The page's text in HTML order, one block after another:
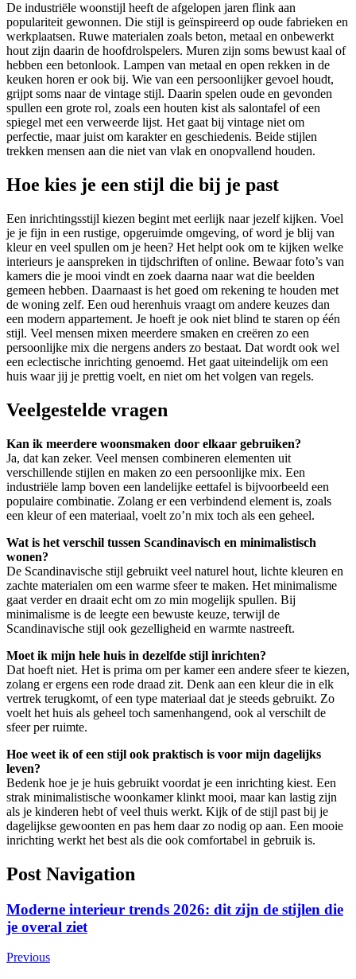
De industriële woonstijl heeft de afgelopen jaren flink aan
populariteit gewonnen. Die stijl is geïnspireerd op oude fabrieken en
werkplaatsen. Ruwe materialen zoals beton, metaal en onbewerkt
hout zijn daarin de hoofdrolspelers. Muren zijn soms bewust kaal of
hebben een betonlook. Lampen van metaal en open rekken in de
keuken horen er ook bij. Wie van een persoonlijker gevoel houdt,
grijpt soms naar de vintage stijl. Daarin spelen oude en gevonden
spullen een grote rol, zoals een houten kist als salontafel of een
spiegel met een verweerde lijst. Het gaat bij vintage niet om
perfectie, maar juist om karakter en geschiedenis. Beide stijlen
trekken mensen aan die niet van vlak en onopvallend houden.
Hoe kies je een stijl die bij je past
Een inrichtingsstijl kiezen begint met eerlijk naar jezelf kijken. Voel
je je fijn in een rustige, opgeruimde omgeving, of word je blij van
kleur en veel spullen om je heen? Het helpt ook om te kijken welke
interieurs je aanspreken in tijdschriften of online. Bewaar foto’s van
kamers die je mooi vindt en zoek daarna naar wat die beelden
gemeen hebben. Daarnaast is het goed om rekening te houden met
de woning zelf. Een oud herenhuis vraagt om andere keuzes dan
een modern appartement. Je hoeft je ook niet blind te staren op één
stijl. Veel mensen mixen meerdere smaken en creëren zo een
persoonlijke mix die nergens anders zo bestaat. Dat wordt ook wel
een eclectische inrichting genoemd. Het gaat uiteindelijk om een
huis waar jij je prettig voelt, en niet om het volgen van regels.
Veelgestelde vragen
Kan ik meerdere woonsmaken door elkaar gebruiken?
Ja, dat kan zeker. Veel mensen combineren elementen uit
verschillende stijlen en maken zo een persoonlijke mix. Een
industriële lamp boven een landelijke eettafel is bijvoorbeeld een
populaire combinatie. Zolang er een verbindend element is, zoals
een kleur of een materiaal, voelt zo’n mix toch als een geheel.
Wat is het verschil tussen Scandinavisch en minimalistisch
wonen?
De Scandinavische stijl gebruikt veel naturel hout, lichte kleuren en
zachte materialen om een warme sfeer te maken. Het minimalisme
gaat verder en draait echt om zo min mogelijk spullen. Bij
minimalisme is de leegte een bewuste keuze, terwijl de
Scandinavische stijl ook gezelligheid en warmte nastreeft.
Moet ik mijn hele huis in dezelfde stijl inrichten?
Dat hoeft niet. Het is prima om per kamer een andere sfeer te kiezen,
zolang er ergens een rode draad zit. Denk aan een kleur die in elk
vertrek terugkomt, of een type materiaal dat je steeds gebruikt. Zo
voelt het huis als geheel toch samenhangend, ook al verschilt de
sfeer per ruimte.
Hoe weet ik of een stijl ook praktisch is voor mijn dagelijks
leven?
Bedenk hoe je je huis gebruikt voordat je een inrichting kiest. Een
strak minimalistische woonkamer klinkt mooi, maar kan lastig zijn
als je kinderen hebt of veel thuis werkt. Kijk of de stijl past bij je
dagelijkse gewoonten en pas hem daar zo nodig op aan. Een mooie
inrichting werkt het best als die ook comfortabel in gebruik is.
Post Navigation
Moderne interieur trends 2026: dit zijn de stijlen die
je overal ziet
Previous